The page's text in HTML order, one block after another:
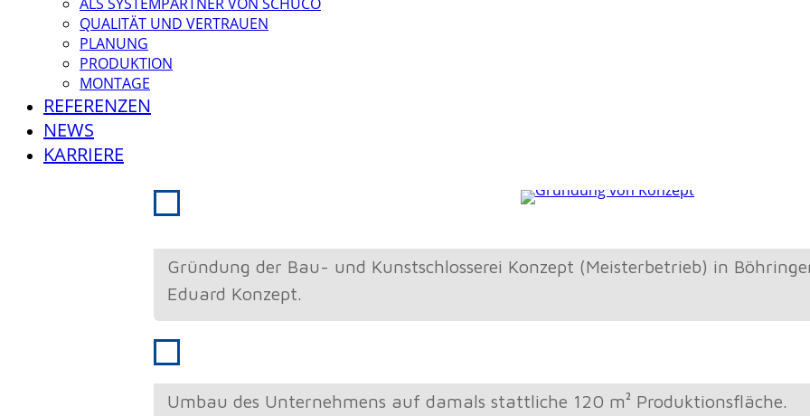
QUALITÄT UND VERTRAUEN
PLANUNG
PRODUKTION
MONTAGE
REFERENZEN
NEWS
KARRIERE
1963
Gründung der Bau- und Kunstschlosserei Konzept (Meisterbetrieb) in
Eduard Konzept.
1964
Erste Vergrößerungen
Umbau des Unternehmens auf damals stattliche 120 m² Produktionsfläche.